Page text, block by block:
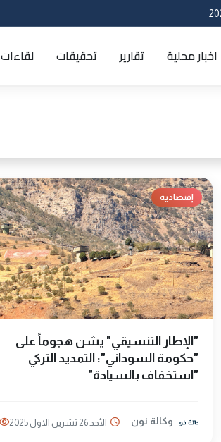
اخبار محلية تقارير تحقيقات لقاءات
إقتصادية
"الإطار التنسيقي" يشن هجوماً على
"حكومة السوداني": التمديد التركي
"استخفاف بالسيادة"
وكالة نون الأحد 26 تشرين الاول 2025